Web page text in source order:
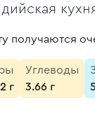
получаются
г
Углеводы
3.66 г